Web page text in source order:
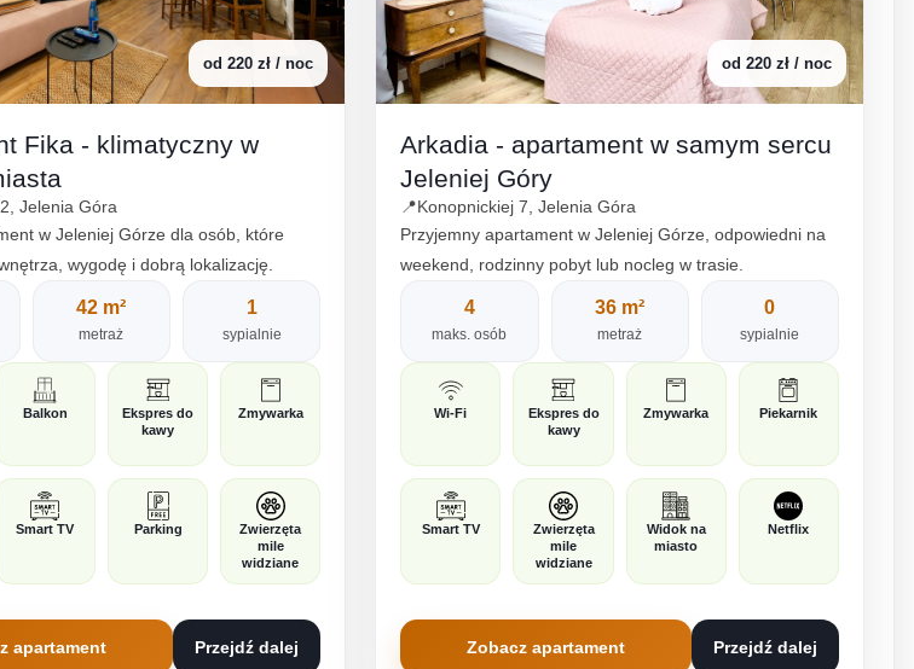
od 220 zł / noc
Fika - klimatyczny w
Jelenia Góra
w Jeleniej Górze dla osób, które
wygodę i dobrą lokalizację.
42 m²
metraż
1
sypialnie
Balkon
Ekspres do
kawy
Zmywarka
Smart TV Parking
Zwierzęta
mile
widziane
apartament Przejdź dalej
od 220 zł / noc
Arkadia - apartament w samym sercu
Jeleniej Góry
📍Konopnickiej 7, Jelenia Góra
Przyjemny apartament w Jeleniej Górze, odpowiedni na
weekend, rodzinny pobyt lub nocleg w trasie.
4
maks. osób
36 m²
metraż
0
sypialnie
Wi-Fi
Ekspres do
kawy
Zmywarka Piekarnik
Smart TV
Zwierzęta
mile
widziane
Widok na
miasto
Netflix
Zobacz apartament Przejdź dalej